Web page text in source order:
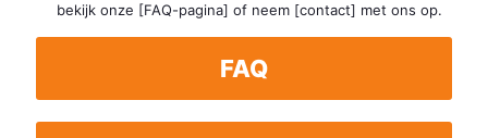
bekijk onze [FAQ-pagina] of neem [contact] met ons op.
FAQ